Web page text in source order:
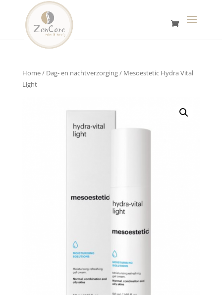
Home/ Dag- en nachtverzorging/ Mesoestetic Hydra Vital
Light